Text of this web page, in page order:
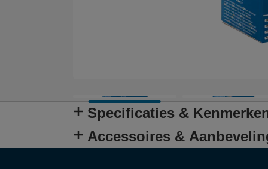
Specificaties &
Accessoires &